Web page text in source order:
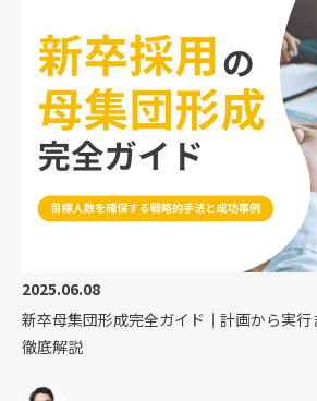
2025.06.08
新卒母集団形成完全ガイド｜計画から実
徹底解説